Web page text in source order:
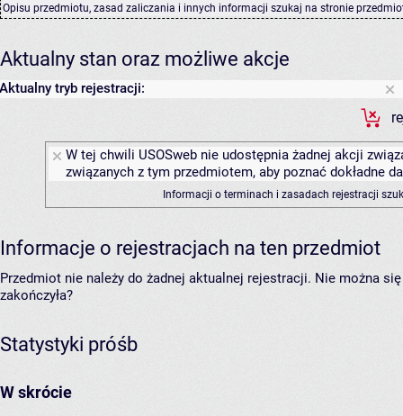
Opisu przedmiotu, zasad zaliczania i innych informacji szukaj na stronie
Aktualny stan oraz możliwe akcje
Aktualny tryb rejestracji:
W tej chwili USOSweb nie udostępnia żadnej akcji
związanych z tym przedmiotem, aby poznać dokładne
Informacji o terminach i zasadach rejestracji
Informacje o rejestracjach na ten przedmiot
Przedmiot nie należy do żadnej aktualnej rejestracji. Nie można
zakończyła?
Statystyki próśb
W skrócie